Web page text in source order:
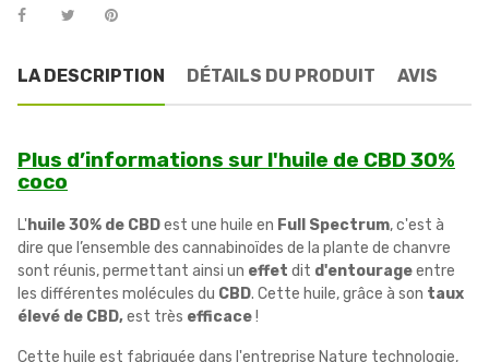
LA DESCRIPTION DÉTAILS DU PRODUIT AVIS
Plus d’informations sur l'huile de CBD 30%
coco
L'huile 30% de CBDest une huile en Full Spectrum, c'est à
dire que l’ensemble des cannabinoïdes de la plante de chanvre
sont réunis, permettant ainsi un effet dit d'entourageentre
les différentes molécules du CBD. Cette huile, grâce à son taux
élevé de CBD,est très efficace!
Cette huile est fabriquée dans l'entreprise Nature technologie,